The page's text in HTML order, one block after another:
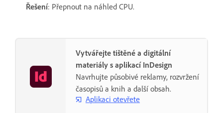
Řešení: Přepnout na náhled CPU.
Vytvářejte tištěné a digitální
materiály s aplikací InDesign
Navrhujte působivé reklamy, rozvržení
časopisů a knih a další obsah.
Aplikaci otevřete